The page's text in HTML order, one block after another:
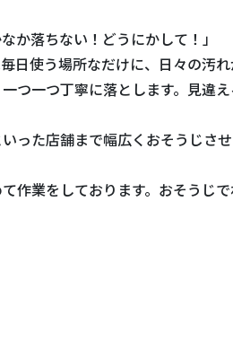
か落ちない！どうにかして！」
使う場所なだけに、日々の汚
つ一つ丁寧に落とします。見違
た店舗まで幅広くおそうじさせ
作業をしております。おそうじ